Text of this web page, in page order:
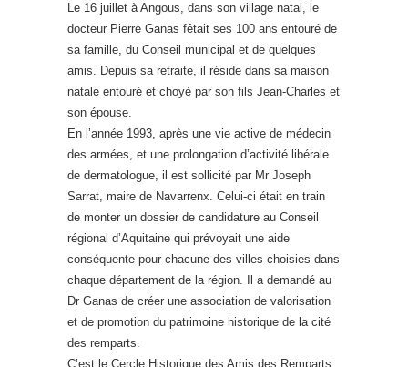
Le 16 juillet à Angous, dans son village natal, le
docteur Pierre Ganas fêtait ses 100 ans entouré de
sa famille, du Conseil municipal et de quelques
amis. Depuis sa retraite, il réside dans sa maison
natale entouré et choyé par son fils Jean-Charles et
son épouse.
En l’année 1993, après une vie active de médecin
des armées, et une prolongation d’activité libérale
de dermatologue, il est sollicité par Mr Joseph
Sarrat, maire de Navarrenx. Celui-ci était en train
de monter un dossier de candidature au Conseil
régional d’Aquitaine qui prévoyait une aide
conséquente pour chacune des villes choisies dans
chaque département de la région. Il a demandé au
Dr Ganas de créer une association de valorisation
et de promotion du patrimoine historique de la cité
des remparts.
C’est le Cercle Historique des Amis des Remparts